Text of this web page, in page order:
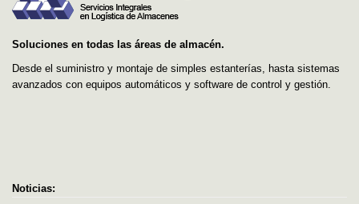
Soluciones en todas las áreas de almacén.
Desde el suministro y montaje de simples estanterías, hasta sistemas
avanzados con equipos automáticos y software de control y gestión.
Noticias: